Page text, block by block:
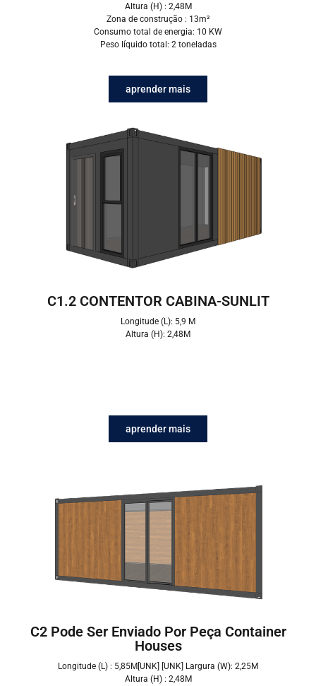
Altura (H) : 2,48M
Zona de construção : 13m²
Consumo total de energia: 10 KW
Peso líquido total: 2 toneladas
aprender mais
C1.2 CONTENTOR CABINA-SUNLIT
Longitude (L): 5,9 M
Altura (H): 2,48M
aprender mais
C2 Pode Ser Enviado Por Peça Container
Houses
Longitude (L) : 5,85M[UNK] [UNK] Largura (W): 2,25M
Altura (H) : 2,48M